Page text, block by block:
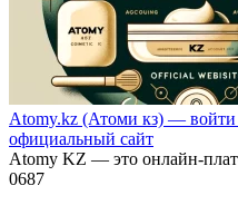
Аtomy.kz (Атоми кз) — войти
официальный сайт
Atomy KZ — это онлайн-
0687